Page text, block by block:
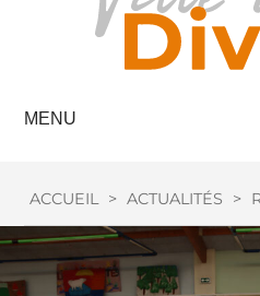
MENU
ACCUEIL > ACTUALITÉS >